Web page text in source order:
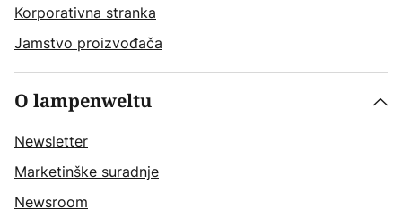
Korporativna stranka
Jamstvo proizvođača
O lampenweltu
Newsletter
Marketinške suradnje
Newsroom